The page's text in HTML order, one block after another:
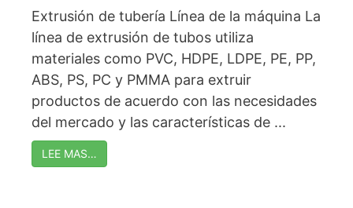
Extrusión de tubería Línea de la máquina La
línea de extrusión de tubos utiliza
materiales como PVC, HDPE, LDPE, PE, PP,
ABS, PS, PC y PMMA para extruir
productos de acuerdo con las necesidades
del mercado y las características de ...
LEE MAS…